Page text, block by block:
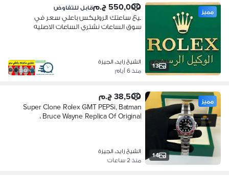
13
مميز 550,000 ج.م قابل للتفاوض
بيع ساعتك الروليكس باعلي سعر في
سوق الساعات نشتري الساعات الاصليه
الشيخ زايد، الجيزة
منذ 6 أيام
14
مميز 38,500 ج.م
Super Clone Rolex GMT PEPSi, Batman
، Bruce Wayne Replica Of Original
الشيخ زايد، الجيزة
منذ 2 ساعات